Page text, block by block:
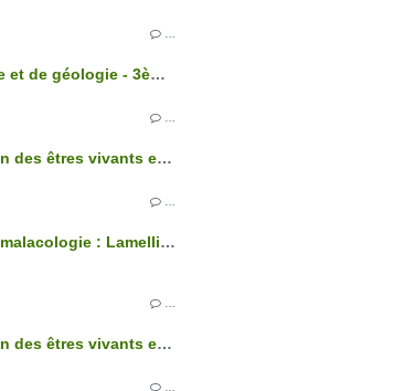
Glossaire de biologie et de géologie - 3ème édition
Clés de détermination des êtres vivants et des roches de France - 3ème édition
Glossaire illustré de malacologie : Lamellibranches
Clés de détermination des êtres vivants et des roches de France - 3ème édition